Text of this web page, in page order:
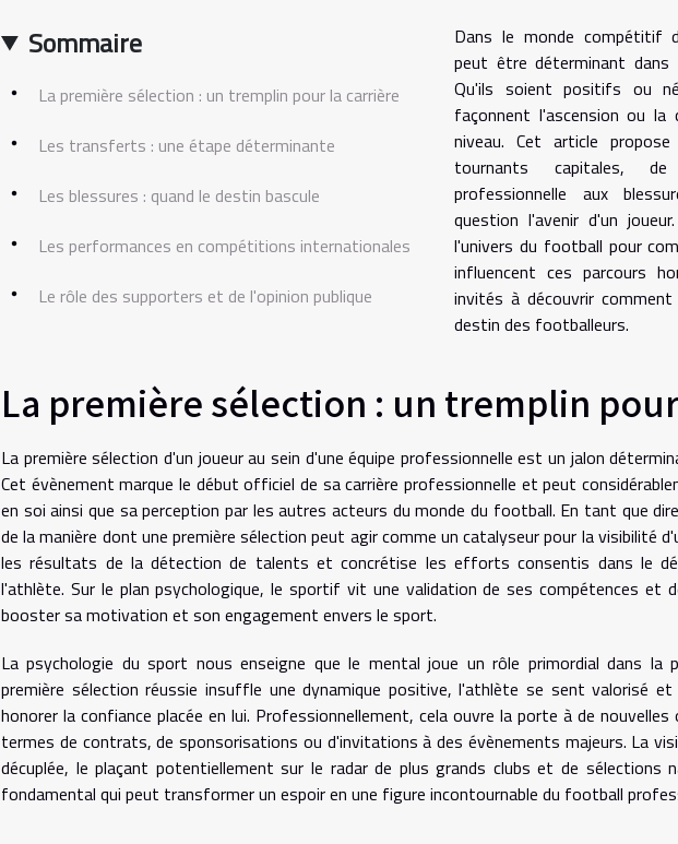
Sommaire
La première sélection : un tremplin pour la carrière
Les transferts : une étape déterminante
Les blessures : quand le destin bascule
Les performances en compétitions internationales
Le rôle des supporters et de l'opinion publique
Dans le monde compétitif
peut être déterminant dans
Qu'ils soient positifs ou
façonnent l'ascension ou
niveau. Cet article
tournants capitales,
professionnelle aux
question l'avenir d'un
l'univers du football pour
influencent ces parcours
invités à découvrir
destin des footballeurs.
La première sélection : un tremplin
La première sélection d'un joueur au sein d'une équipe professionnelle est un jalon
Cet évènement marque le début officiel de sa carrière professionnelle et peut
en soi ainsi que sa perception par les autres acteurs du monde du football. En tant que
de la manière dont une première sélection peut agir comme un catalyseur pour la visibilité
les résultats de la détection de talents et concrétise les efforts consentis dans le
l'athlète. Sur le plan psychologique, le sportif vit une validation de ses compétences et
booster sa motivation et son engagement envers le sport.
La psychologie du sport nous enseigne que le mental joue un rôle primordial dans la
première sélection réussie insuffle une dynamique positive, l'athlète se sent valorisé
honorer la confiance placée en lui. Professionnellement, cela ouvre la porte à de
termes de contrats, de sponsorisations ou d'invitations à des évènements majeurs. La
décuplée, le plaçant potentiellement sur le radar de plus grands clubs et de sélections
fondamental qui peut transformer un espoir en une figure incontournable du football